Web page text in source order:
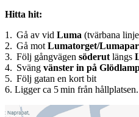
Hitta hit:
1. Gå av vid Luma (tvärbana
2. Gå motLumatorget/
3. Följ gångvägen söderutlängs
4. Sväng vänster in på
5. Följ gatan en kort bit
6. Ligger ca 5 min från hållplatsen.